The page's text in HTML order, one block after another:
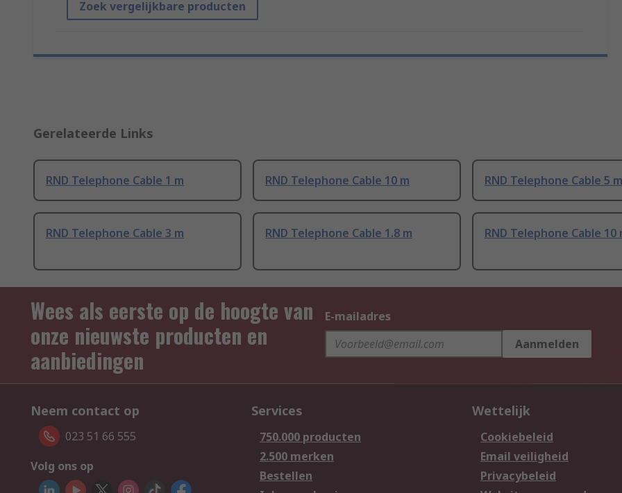
Zoek vergelijkbare producten
Gerelateerde Links
RND Telephone Cable 1 m RND Telephone Cable 10 m RND Telephone Cable 5 m
RND Telephone Cable 3 m RND Telephone Cable 1.8 m RND Telephone Cable 10
Wees als eerste op de hoogte van
onze nieuwste producten en
aanbiedingen
E-mailadres
Aanmelden
Neem contact op
023 51 66 555
Volg ons op
Services
750.000 producten
2.500 merken
Bestellen
Wettelijk
Cookiebeleid
Email veiligheid
Privacybeleid